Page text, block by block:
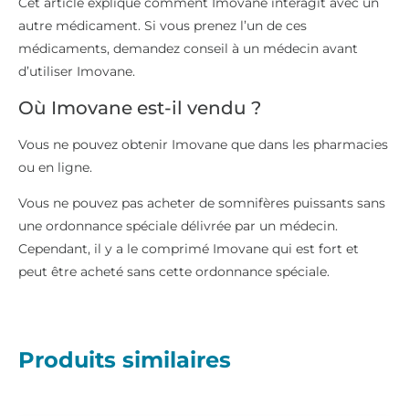
autre médicament. Si vous prenez l’un de ces
médicaments, demandez conseil à un médecin avant
d’utiliser Imovane.
Où Imovane est-il vendu ?
Vous ne pouvez obtenir Imovane que dans les pharmacies
ou en ligne.
Vous ne pouvez pas acheter de somnifères puissants sans
une ordonnance spéciale délivrée par un médecin.
Cependant, il y a le comprimé Imovane qui est fort et
peut être acheté sans cette ordonnance spéciale.
Produits similaires